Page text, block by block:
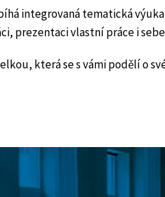
integrovaná tematická
prezentaci vlastní práce i
která se s vámi podělí o